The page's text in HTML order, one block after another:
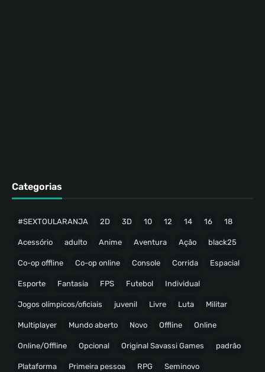
Categorias
#SEXTOULARANJA 2D 3D 10 12 14 16 18
Acessório adulto Anime Aventura Ação black25
Co-op offline Co-op online Console Corrida Espacial
Esporte Fantasia FPS Futebol Individual
Jogos olímpicos/oficiais juvenil Livre Luta Militar
Multiplayer Mundo aberto Novo Offline Online
Online/Offline Opcional Original Savassi Games padrão
Plataforma Primeira pessoa RPG Seminovo